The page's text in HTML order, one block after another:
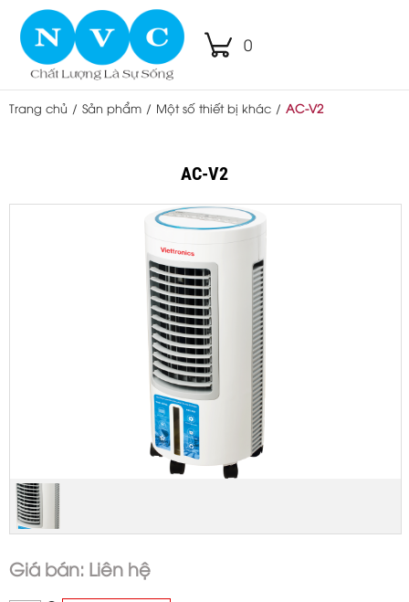
0
Trang chủ / Sản phẩm / Một số thiết bị khác / AC-V2
AC-V2
Liên hệ